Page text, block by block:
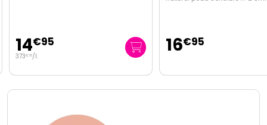
14€95
373€75/l. 16€95